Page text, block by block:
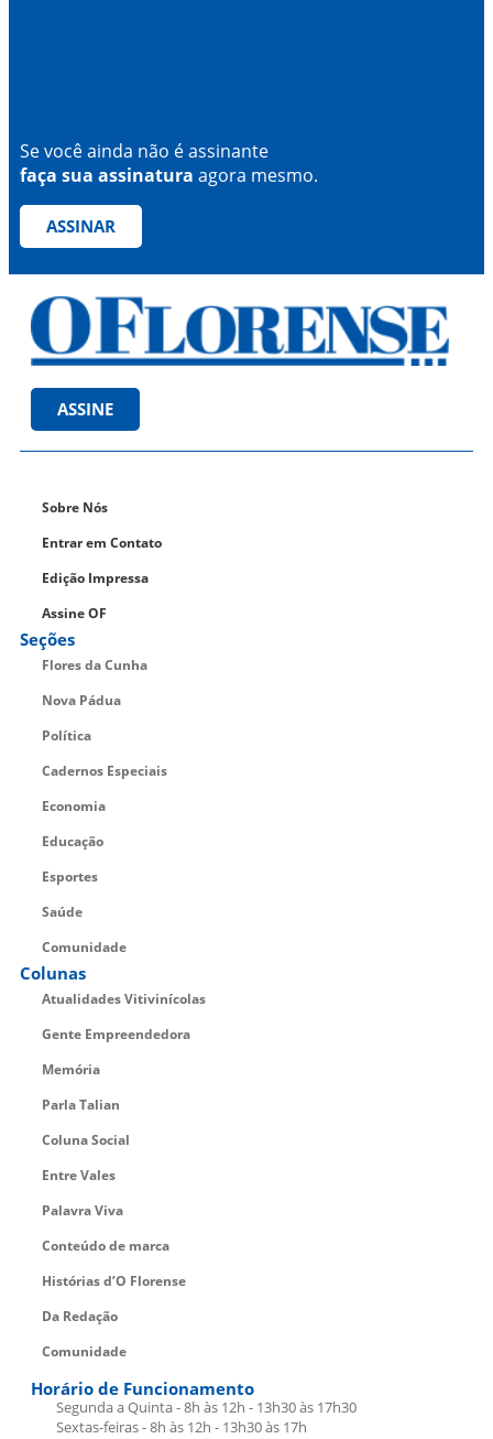
Se você ainda não é assinante
faça sua assinatura agora mesmo.
ASSINAR
ASSINE
Sobre Nós
Entrar em Contato
Edição Impressa
Assine OF
Seções
Flores da Cunha
Nova Pádua
Política
Cadernos Especiais
Economia
Educação
Esportes
Saúde
Comunidade
Colunas
Atualidades Vitivinícolas
Gente Empreendedora
Memória
Parla Talian
Coluna Social
Entre Vales
Palavra Viva
Conteúdo de marca
Histórias d’O Florense
Da Redação
Comunidade
Horário de Funcionamento
Segunda a Quinta - 8h às 12h - 13h30 às 17h30
Sextas-feiras - 8h às 12h - 13h30 às 17h